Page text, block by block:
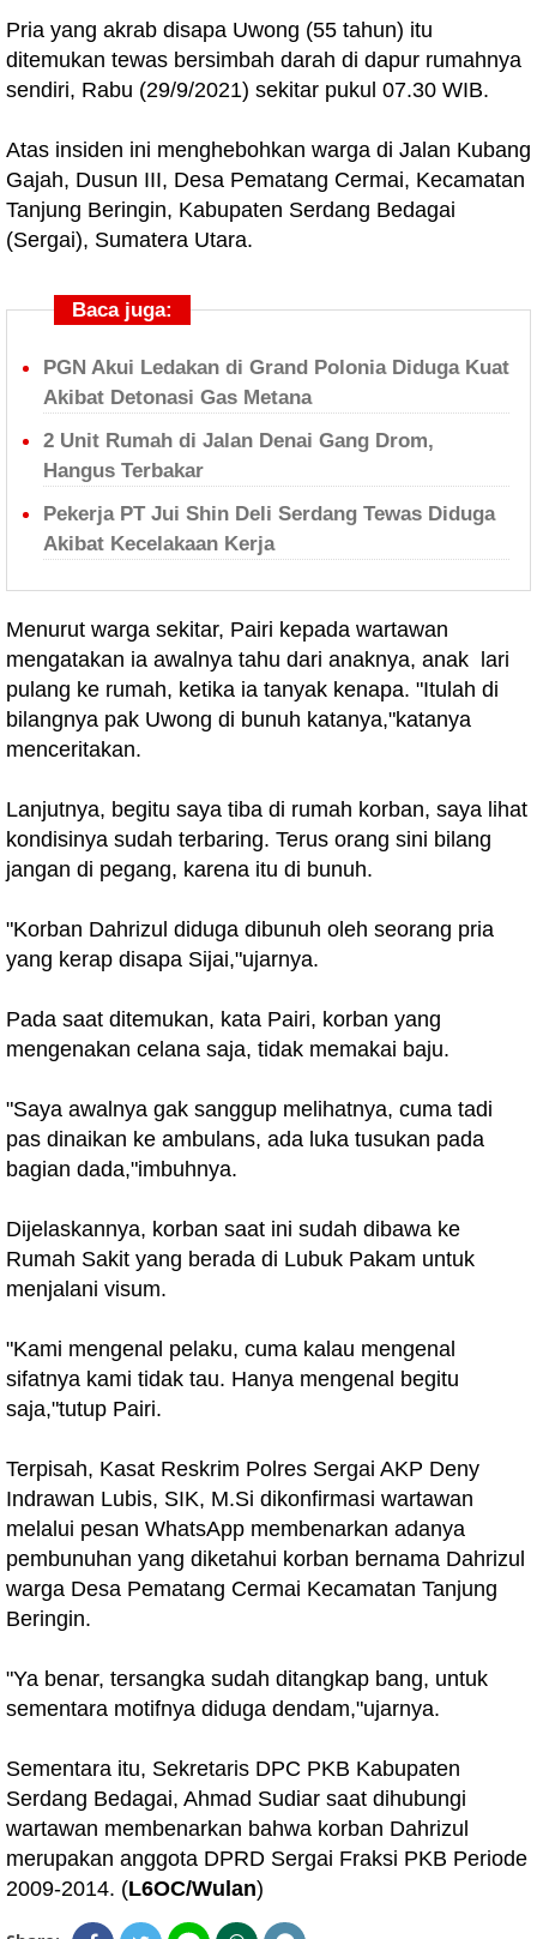
Pria yang akrab disapa Uwong (55 tahun) itu
ditemukan tewas bersimbah darah di dapur rumahnya
sendiri, Rabu (29/9/2021) sekitar pukul 07.30 WIB.
Atas insiden ini menghebohkan warga di Jalan Kubang
Gajah, Dusun III, Desa Pematang Cermai, Kecamatan
Tanjung Beringin, Kabupaten Serdang Bedagai
(Sergai), Sumatera Utara.
Baca juga:
PGN Akui Ledakan di Grand Polonia Diduga Kuat
Akibat Detonasi Gas Metana
2 Unit Rumah di Jalan Denai Gang Drom,
Hangus Terbakar
Pekerja PT Jui Shin Deli Serdang Tewas Diduga
Akibat Kecelakaan Kerja
Menurut warga sekitar, Pairi kepada wartawan
mengatakan ia awalnya tahu dari anaknya, anak lari
pulang ke rumah, ketika ia tanyak kenapa. "Itulah di
bilangnya pak Uwong di bunuh katanya,"katanya
menceritakan.
Lanjutnya, begitu saya tiba di rumah korban, saya lihat
kondisinya sudah terbaring. Terus orang sini bilang
jangan di pegang, karena itu di bunuh.
"Korban Dahrizul diduga dibunuh oleh seorang pria
yang kerap disapa Sijai,"ujarnya.
Pada saat ditemukan, kata Pairi, korban yang
mengenakan celana saja, tidak memakai baju.
"Saya awalnya gak sanggup melihatnya, cuma tadi
pas dinaikan ke ambulans, ada luka tusukan pada
bagian dada,"imbuhnya.
Dijelaskannya, korban saat ini sudah dibawa ke
Rumah Sakit yang berada di Lubuk Pakam untuk
menjalani visum.
"Kami mengenal pelaku, cuma kalau mengenal
sifatnya kami tidak tau. Hanya mengenal begitu
saja,"tutup Pairi.
Terpisah, Kasat Reskrim Polres Sergai AKP Deny
Indrawan Lubis, SIK, M.Si dikonfirmasi wartawan
melalui pesan WhatsApp membenarkan adanya
pembunuhan yang diketahui korban bernama Dahrizul
warga Desa Pematang Cermai Kecamatan Tanjung
Beringin.
"Ya benar, tersangka sudah ditangkap bang, untuk
sementara motifnya diduga dendam,"ujarnya.
Sementara itu, Sekretaris DPC PKB Kabupaten
Serdang Bedagai, Ahmad Sudiar saat dihubungi
wartawan membenarkan bahwa korban Dahrizul
merupakan anggota DPRD Sergai Fraksi PKB Periode
2009-2014. (L6OC/Wulan)